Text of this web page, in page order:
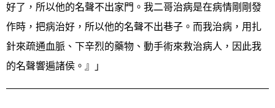
好了，所以他的名聲不出家門。我二哥治病是在病情剛剛發
作時，把病治好，所以他的名聲不出巷子。而我治病，用扎
針來疏通血脈、下辛烈的藥物、動手術來救治病人，因此我
的名聲響遍諸侯。』」